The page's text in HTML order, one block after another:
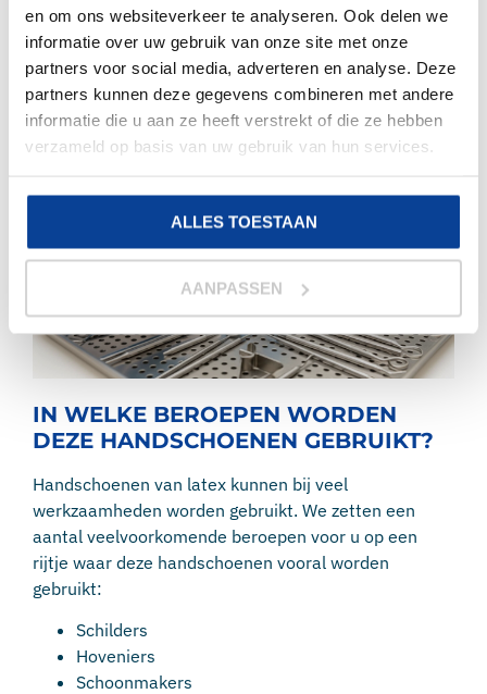
en om ons websiteverkeer te analyseren. Ook delen we
informatie over uw gebruik van onze site met onze
partners voor social media, adverteren en analyse. Deze
partners kunnen deze gegevens combineren met andere
informatie die u aan ze heeft verstrekt of die ze hebben
verzameld op basis van uw gebruik van hun services.
ALLES TOESTAAN
AANPASSEN
Daarom hebben wij een uitgebreid assortiment voor
je geselecteerd op onze website. Maar, wat is latex
precies? En voor welke werkzaamheden zijn deze
handschoenen het meest geschikt? Wij leggen het
graag uit!
IN WELKE BEROEPEN WORDEN
DEZE HANDSCHOENEN GEBRUIKT?
Handschoenen van latex kunnen bij veel
werkzaamheden worden gebruikt. We zetten een
aantal veelvoorkomende beroepen voor u op een
rijtje waar deze handschoenen vooral worden
gebruikt:
Schilders
Hoveniers
Schoonmakers